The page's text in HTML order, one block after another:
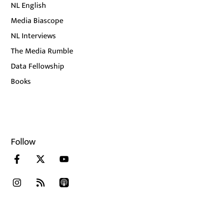
NL English
Media Biascope
NL Interviews
The Media Rumble
Data Fellowship
Books
Follow